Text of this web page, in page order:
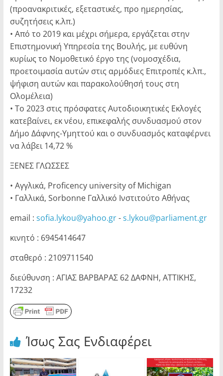
(προανακριτικές, εξεταστικές, προ ημερησίας,
συζητήσεις κ.λπ.)
• Από το 2019 και μέχρι σήμερα, εργάζεται στην
Επιστημονική Υπηρεσία της Βουλής, με ευθύνη
κυρίως το Νομοθετικό έργο της (νομοσχέδια,
προετοιμασία αυτών στις αρμόδιες Επιτροπές κ.λπ.,
ψήφιση αυτών και παρακολούθησή τους στη
Ολομέλεια)
• Το 2023 στις πρόσφατες Αυτοδιοικητικές Εκλογές
κατεβαίνει, εκ νέου, επικεφαλής συνδυασμού στον
Δήμο Δάφνης-Υμηττού και ο συνδυασμός καταφέρνει
να λάβει 14,72 %
ΞΕΝΕΣ ΓΛΩΣΣΕΣ
• Αγγλικά, Proficency university of Michigan
• Γαλλικά, Sorbonne Γαλλικό Ινστιτούτο Αθήνας
email : sofia.lykou@yahoo.gr-s.lykou@parliament.gr
κινητό : 6945414647
σταθερό : 2109711540
διεύθυνση : ΑΓΙΑΣ ΒΑΡΒΑΡΑΣ 62 ΔΑΦΝΗ, ΑΤΤΙΚΗΣ,
17232
Ίσως Σας Ενδιαφέρει